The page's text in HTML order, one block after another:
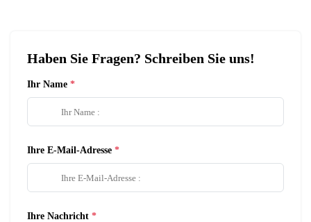
Haben Sie Fragen? Schreiben Sie uns!
Ihr Name
Ihre E-Mail-Adresse
Ihre Nachricht